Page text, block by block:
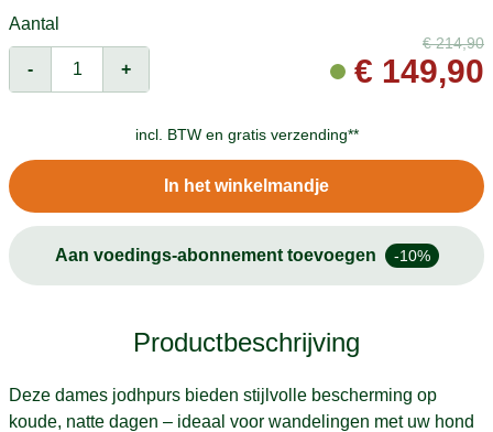
Aantal
- +
€214,90
€ 149,90
incl. BTW en gratis verzending**
In het winkelmandje
Aan voedings-abonnement toevoegen -10%
Productbeschrijving
Deze dames jodhpurs bieden stijlvolle bescherming op
koude, natte dagen – ideaal voor wandelingen met uw hond